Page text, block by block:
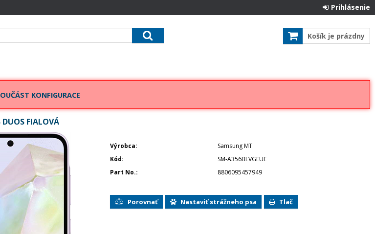
Prihlásenie
Košík je prázdny
KONFIGURACE
FIALOVÁ
Výrobca
Samsung MT
Kód
SM-A356BLVGEUE
Part No.
8806095457949
Porovnať Nastaviť strážneho psa Tlač